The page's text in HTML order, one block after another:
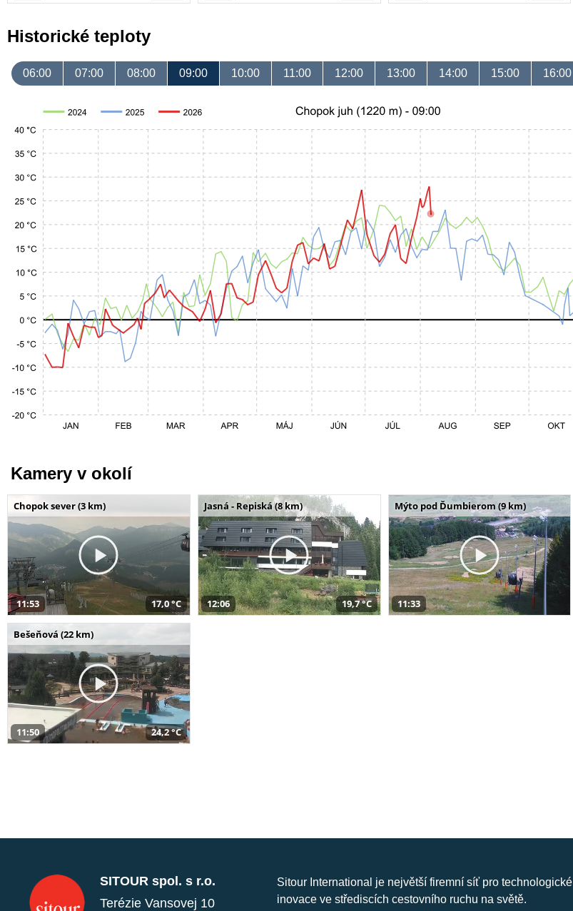
Historické teploty
06:00 07:00 08:00 09:00 10:00 11:00 12:00 13:00 14:00 15:00 16:00
Kamery v okolí
Chopok sever (3 km)
11:53 17,0 °C
Jasná - Repiská (8 km)
12:06 19,7 °C
Mýto pod Ďumbierom (9 km)
11:33
Bešeňová (22 km)
11:50 24,2 °C
SITOUR spol. s r.o.
Terézie Vansovej 10
Sitour International je největší firemní síť pro technologické
inovace ve střediscích cestovního ruchu na světě.